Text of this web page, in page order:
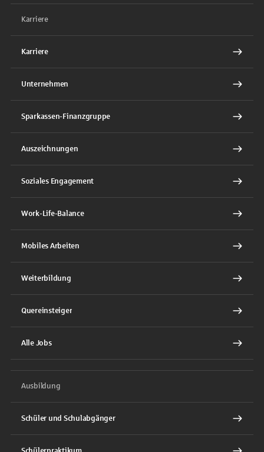
Karriere
Karriere
Unternehmen
Sparkassen-Finanzgruppe
Auszeichnungen
Soziales Engagement
Work-Life-Balance
Mobiles Arbeiten
Weiterbildung
Quereinsteiger
Alle Jobs
Ausbildung
Schüler und Schulabgänger